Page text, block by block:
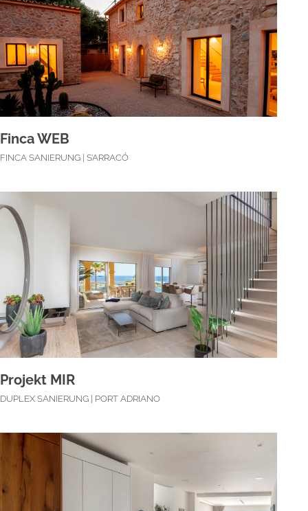
Finca WEB
FINCA SANIERUNG | S’ARRACÓ
Projekt MIR
DUPLEX SANIERUNG | PORT ADRIANO